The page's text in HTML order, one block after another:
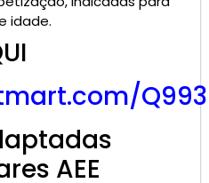
idade.
AEE